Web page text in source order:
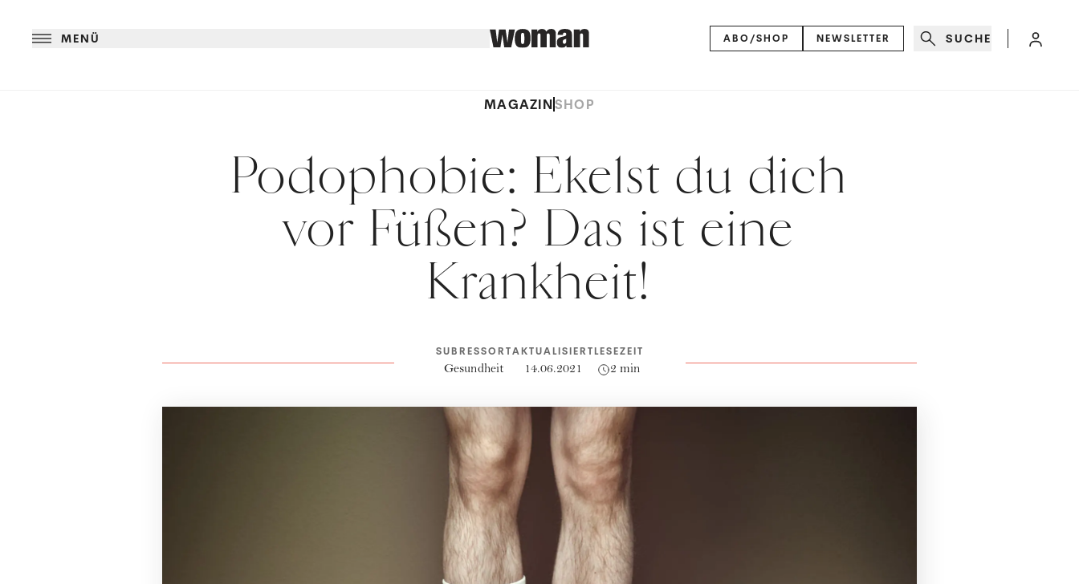
MENÜ ABO/SHOP NEWSLETTER SUCHE
MAGAZINSHOP
Podophobie: Ekelst du dich
vor Füßen? Das ist eine
Krankheit!
SUBRESSORT
Gesundheit
AKTUALISIERT
14.06.2021
LESEZEIT
2 min